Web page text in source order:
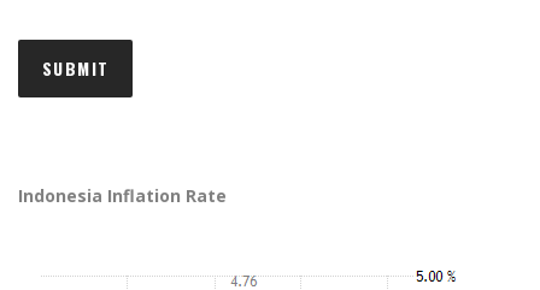
Indonesia Inflation Rate